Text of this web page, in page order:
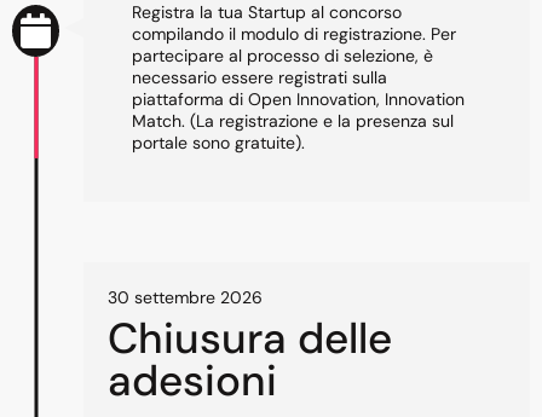
Registra la tua Startup al concorso
compilando il modulo di registrazione. Per
partecipare al processo di selezione, è
necessario essere registrati sulla
piattaforma di Open Innovation, Innovation
Match. (La registrazione e la presenza sul
portale sono gratuite).
30 settembre 2026
Chiusura delle
adesioni